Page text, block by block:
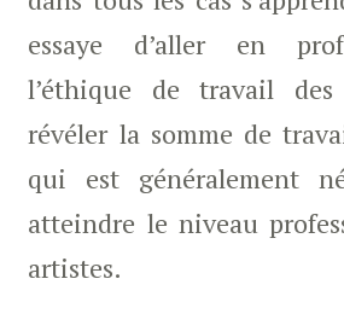
essaye d’aller en
l’éthique de travail
révéler la somme de
qui est généralement
atteindre le niveau
artistes.